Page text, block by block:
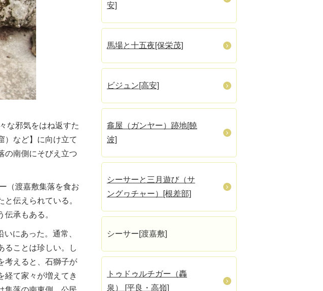
な邪気をはね返すた
）など】に向け立て
の南側にそびえ立つ
（渡嘉敷集落を食お
伝えられている。
承もある。
にあった。通常、
ることは珍しい。し
考えると、石獅子が
経て家々が増えてき
安]
馬場と十五夜[保栄茂]
ビジュン[高安]
龕屋（ガンヤー）跡地[饒
波]
シーサーと三月遊び（サ
ングヮチャー）[根差部]
シーサー[渡嘉敷]
トゥドゥルチガー（轟
泉） [平良・高嶺]